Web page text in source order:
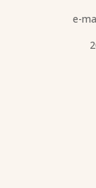
e-